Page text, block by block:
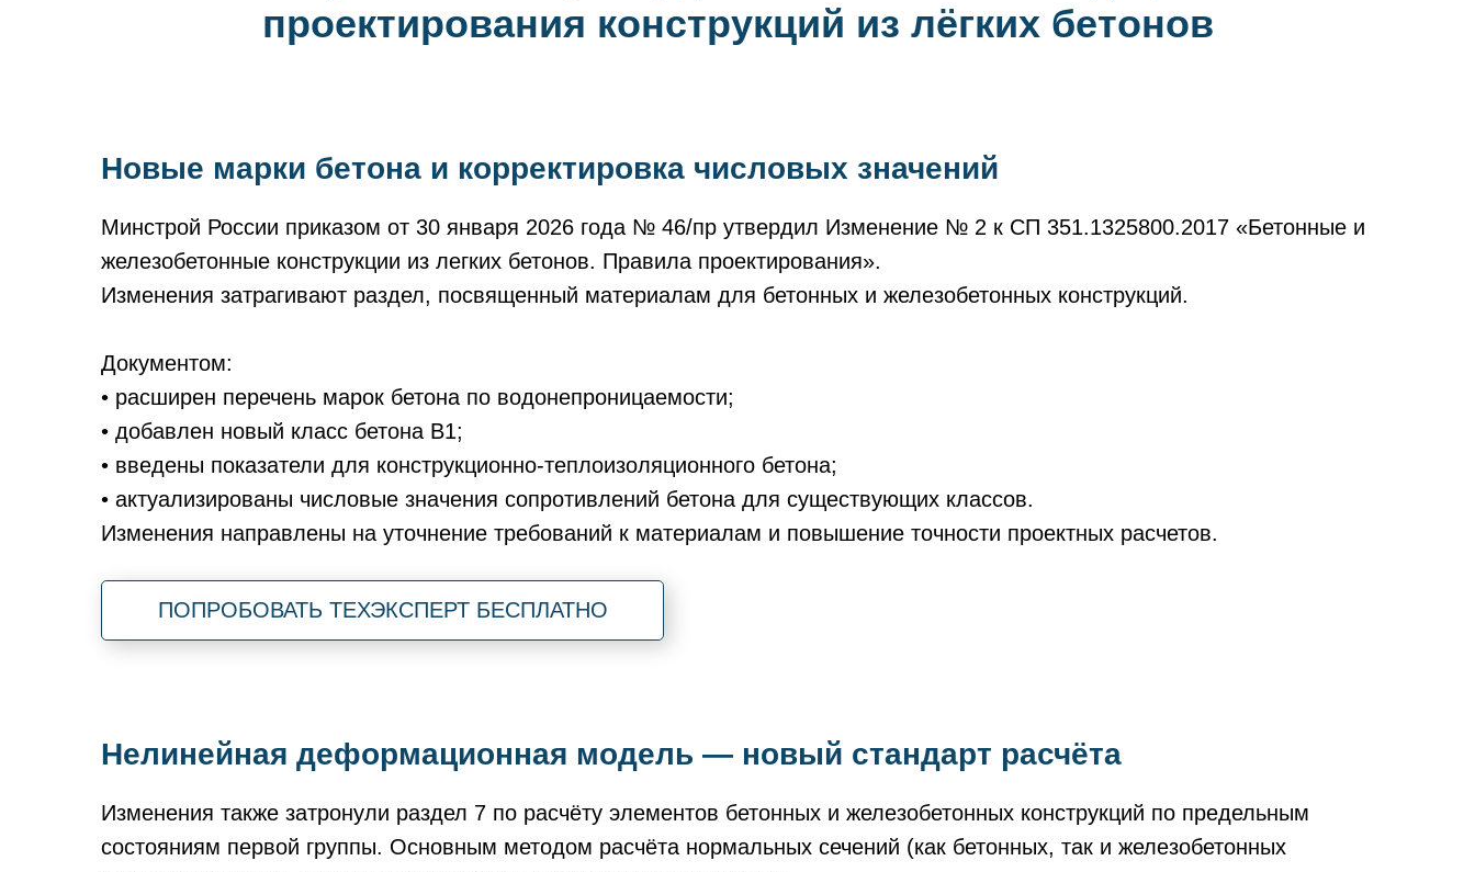
проектирования конструкций из лёгких бетонов
Новые марки бетона и корректировка числовых значений
Минстрой России приказом от 30 января 2026 года № 46/пр утвердил Изменение № 2 к СП 351.1325800.2017 «Бетонные и
железобетонные конструкции из легких бетонов. Правила проектирования».
Изменения затрагивают раздел, посвященный материалам для бетонных и железобетонных конструкций.
Документом:
• расширен перечень марок бетона по водонепроницаемости;
• добавлен новый класс бетона В1;
• введены показатели для конструкционно-теплоизоляционного бетона;
• актуализированы числовые значения сопротивлений бетона для существующих классов.
Изменения направлены на уточнение требований к материалам и повышение точности проектных расчетов.
ПОПРОБОВАТЬ ТЕХЭКСПЕРТ БЕСПЛАТНО
Нелинейная деформационная модель — новый стандарт расчёта
Изменения также затронули раздел 7 по расчёту элементов бетонных и железобетонных конструкций по предельным
состояниям первой группы. Основным методом расчёта нормальных сечений (как бетонных, так и железобетонных